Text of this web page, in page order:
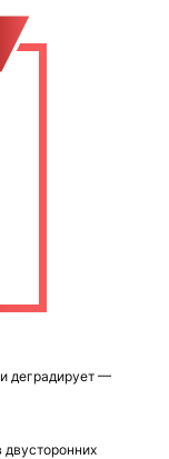
деградирует —
двусторонних